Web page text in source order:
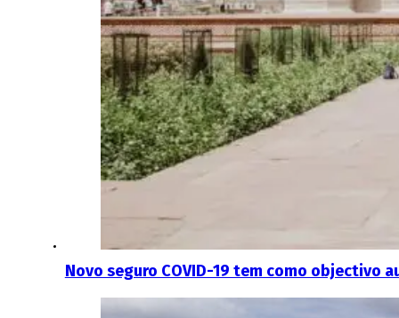
Novo seguro COVID-19 tem como objectivo